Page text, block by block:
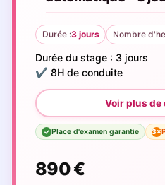
Durée :3 jours Nombre
Durée du stage : 3 jours
✔️ 8H de conduite
✓ Place d'examen garantie 3×
890 €